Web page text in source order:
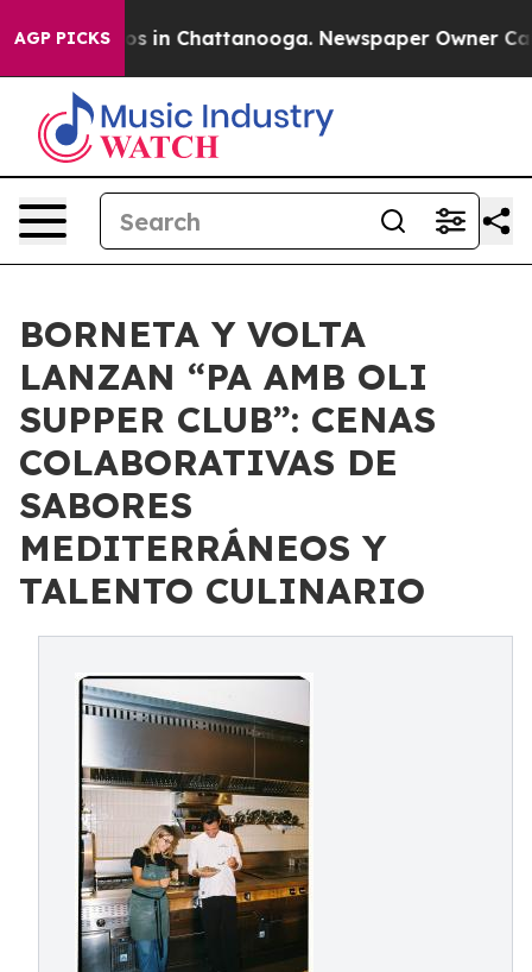
AGP PICKS
Chaos in Chattanooga. Newspaper Owner Calls
BORNETA Y VOLTA
LANZAN “PA AMB OLI
SUPPER CLUB”: CENAS
COLABORATIVAS DE
SABORES
MEDITERRÁNEOS Y
TALENTO CULINARIO